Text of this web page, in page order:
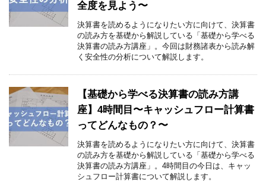
全度を見よう〜
決算書を読めるようになりたい方に向けて、決算書
の読み方を基礎から解説している「基礎から学べる
決算書の読み方講座」。今回は財務諸表から読み解
く安全性の分析について解説します。
【基礎から学べる決算書の読み方講
座】4時間目〜キャッシュフロー計算書
ってどんなもの？〜
決算書を読めるようになりたい方に向けて、決算書
の読み方を基礎から解説している「基礎から学べる
決算書の読み方講座」。4時間目の今日は、キャッ
シュフロー計算書について解説します。